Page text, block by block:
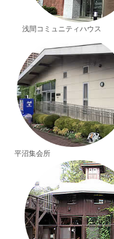
浅間コミュニティハウス
平沼集会所